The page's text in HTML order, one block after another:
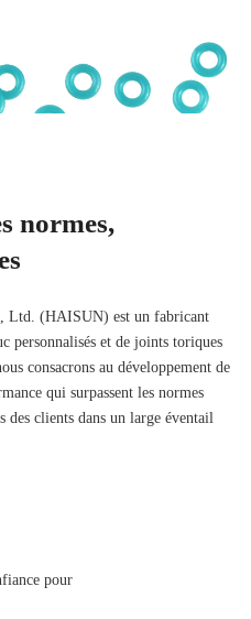
normes,
Ltd. (HAISUN) est un fabricant
personnalisés et de joints toriques
consacrons au développement de
qui surpassent les normes
des clients dans un large éventail
pour